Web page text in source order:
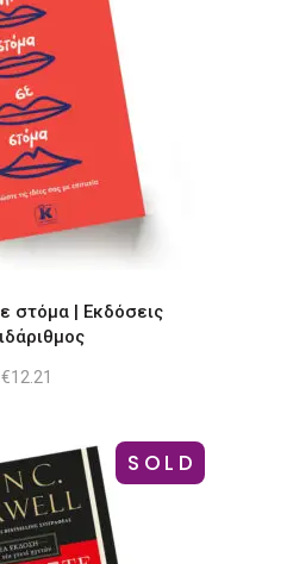
στόμα | Εκδόσεις
€12.21
SOLD